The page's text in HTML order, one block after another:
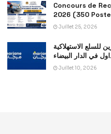
Concours de
2026 (350
Juillet 25, 2026
الاستهلاكية
في الدار البيضاء
Juillet 10, 2026